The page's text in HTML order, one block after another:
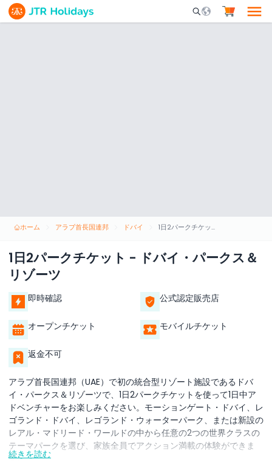
Mobile Search
ホーム アラブ首長国連邦 ドバイ 1日2パークチケット - ドバイ・パークス＆リゾーツ
1日2パークチケット - ドバイ・パークス＆
リゾーツ
即時確認 公式認定販売店
オープンチケット モバイルチケット
返金不可
アラブ首長国連邦（UAE）で初の統合型リゾート施設であるドバ
イ・パークス＆リゾーツで、1日2パークチケットを使って1日中ア
ドベンチャーをお楽しみください。モーションゲート・ドバイ、レ
ゴランド・ドバイ、レゴランド・ウォーターパーク、または新設の
レアル・マドリード・ワールドの中から任意の2つの世界クラスの
テーマパークを選び、家族全員でアクション満載の体験ができま
す。
続きを読む